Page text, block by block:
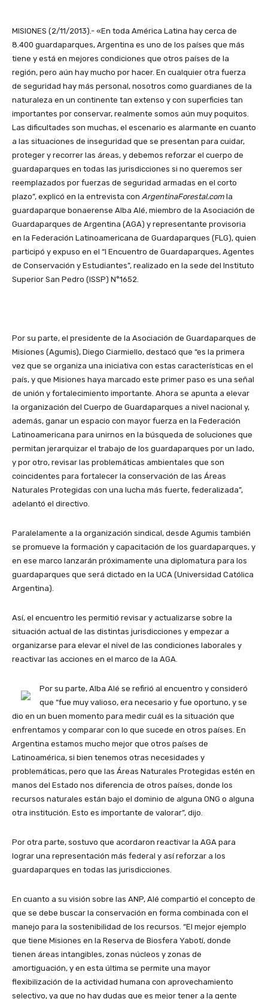
MISIONES (2/11/2013).- «En toda América Latina hay cerca de
8.400 guardaparques, Argentina es uno de los países que más
tiene y está en mejores condiciones que otros países de la
región, pero aún hay mucho por hacer. En cualquier otra fuerza
de seguridad hay más personal, nosotros como guardianes de la
naturaleza en un continente tan extenso y con superficies tan
importantes por conservar, realmente somos aún muy poquitos.
Las dificultades son muchas, el escenario es alarmante en cuanto
a las situaciones de inseguridad que se presentan para cuidar,
proteger y recorrer las áreas, y debemos reforzar el cuerpo de
guardaparques en todas las jurisdicciones si no queremos ser
reemplazados por fuerzas de seguridad armadas en el corto
plazo”, explicó en la entrevista con ArgentinaForestal.com la
guardaparque bonaerense Alba Alé, miembro de la Asociación de
Guardaparques de Argentina (AGA) y representante provisoria
en la Federación Latinoamericana de Guardaparques (FLG), quien
participó y expuso en el “I Encuentro de Guardaparques, Agentes
de Conservación y Estudiantes”, realizado en la sede del Instituto
Superior San Pedro (ISSP) N°1652.
Por su parte, el presidente de la Asociación de Guardaparques de
Misiones (Agumis), Diego Ciarmiello, destacó que “es la primera
vez que se organiza una iniciativa con estas características en el
país, y que Misiones haya marcado este primer paso es una señal
de unión y fortalecimiento importante. Ahora se apunta a elevar
la organización del Cuerpo de Guardaparques a nivel nacional y,
además, ganar un espacio con mayor fuerza en la Federación
Latinoamericana para unirnos en la búsqueda de soluciones que
permitan jerarquizar el trabajo de los guardaparques por un lado,
y por otro, revisar las problemáticas ambientales que son
coincidentes para fortalecer la conservación de las Áreas
Naturales Protegidas con una lucha más fuerte, federalizada”,
adelantó el directivo.
Paralelamente a la organización sindical, desde Agumis también
se promueve la formación y capacitación de los guardaparques, y
en ese marco lanzarán próximamente una diplomatura para los
guardaparques que será dictado en la UCA (Universidad Católica
Argentina).
Así, el encuentro les permitió revisar y actualizarse sobre la
situación actual de las distintas jurisdicciones y empezar a
organizarse para elevar el nivel de las condiciones laborales y
reactivar las acciones en el marco de la AGA.
Por su parte, Alba Alé se refirió al encuentro y consideró
que “fue muy valioso, era necesario y fue oportuno, y se
dio en un buen momento para medir cuál es la situación que
enfrentamos y comparar con lo que sucede en otros países. En
Argentina estamos mucho mejor que otros países de
Latinoamérica, si bien tenemos otras necesidades y
problemáticas, pero que las Áreas Naturales Protegidas estén en
manos del Estado nos diferencia de otros países, donde los
recursos naturales están bajo el dominio de alguna ONG o alguna
otra institución. Esto es importante de valorar”, dijo.
Por otra parte, sostuvo que acordaron reactivar la AGA para
lograr una representación más federal y así reforzar a los
guardaparques en todas las jurisdicciones.
En cuanto a su visión sobre las ANP, Alé compartió el concepto de
que se debe buscar la conservación en forma combinada con el
manejo para la sostenibilidad de los recursos. “El mejor ejemplo
que tiene Misiones en la Reserva de Biosfera Yabotí, donde
tienen áreas intangibles, zonas núcleos y zonas de
amortiguación, y en esta última se permite una mayor
flexibilización de la actividad humana con aprovechamiento
selectivo, ya que no hay dudas que es mejor tener a la gente